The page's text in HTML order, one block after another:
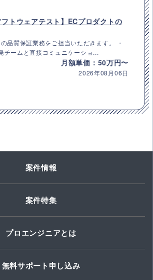
フトウェアテスト】ECプロダクトの
品質保証業務をご担当いただきます。 ・
チームと直接コミュニケーショ...
月額単価：50万円〜
2026年08月06日
案件情報
案件特集
プロエンジニアとは
無料サポート申し込み